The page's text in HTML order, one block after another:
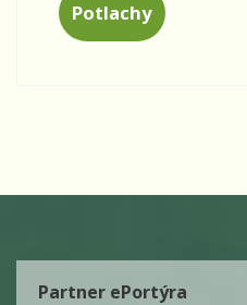
Potlachy
Partner ePortýra